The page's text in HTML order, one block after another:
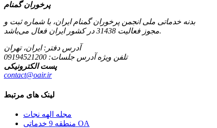
پرخوران گمنام
بدنه خدماتی ملی انجمن پرخوران گمنام ایران، با شماره ثبت و
مجوز فعالیت 31438 در کشور ایران فعال می‌باشد.
آدرس دفتر: ایران، تهران
تلفن ویژه آدرس جلسات:
پست الکترونیکی
contact@oair.ir
لینک های مرتبط
مجله الهه نجات
منطقه 9 خدماتی OA